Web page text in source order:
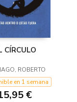
CÍRCULO
ROBERTO
en 1 semana
€